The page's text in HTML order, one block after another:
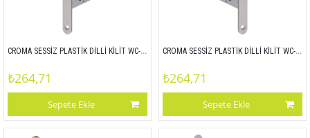
CROMA SESSİZ PLASTİK DİLLİ KİLİT WC-L BOYALI 55x78(MARC) 1071202001
₺264,71
Sepete Ekle
CROMA SESSİZ PLASTİK DİLLİ KİLİT WC-R BOYALI 55x78(MARC) 1071202002
₺264,71
Sepete Ekle